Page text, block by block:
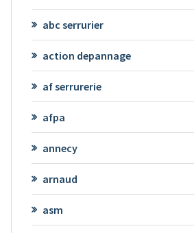
abc serrurier
action depannage
af serrurerie
afpa
annecy
arnaud
asm